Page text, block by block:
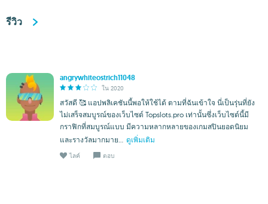
รีวิว
angrywhiteostrich11048
ใน 2020
สวัสดี 🥰 แอปพลิเคชันนี้พอให้ใช้ได้ ตามที่ฉันเข้าใจ นี่เป็นรุ่นที่ยัง
ไม่เสร็จสมบูรณ์ของเว็บไซต์ Topslots.pro เท่านั้นซึ่งเว็บไซต์นี้มี
กราฟิกที่สมบูรณ์แบบ มีความหลากหลายของเกมสปินยอดนิยม
และรางวัลมากมาย...
ดูเพิ่มเติม
ไลค์ ตอบ